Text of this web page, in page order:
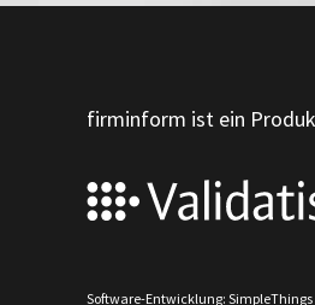
firminform ist ein
Software-Entwicklung: SimpleThings